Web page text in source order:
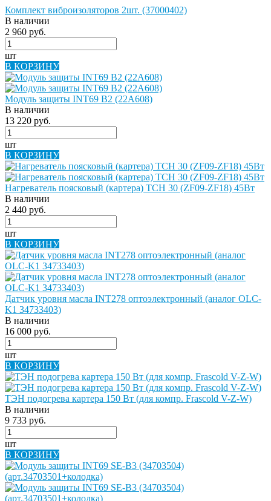
Комплект виброизоляторов 2шт. (37000402)
В наличии
2 960 руб.
шт
В КОРЗИНУ
Модуль защиты INT69 B2 (22A608)
В наличии
13 220 руб.
шт
В КОРЗИНУ
Нагреватель поясковый (картера) ТСН 30 (ZF09-ZF18) 45Вт
В наличии
2 440 руб.
шт
В КОРЗИНУ
Датчик уровня масла INT278 оптоэлектронный (аналог OLC-
K1 34733403)
В наличии
16 000 руб.
шт
В КОРЗИНУ
ТЭН подогрева картера 150 Вт (для компр. Frascold V-Z-W)
В наличии
9 733 руб.
шт
В КОРЗИНУ